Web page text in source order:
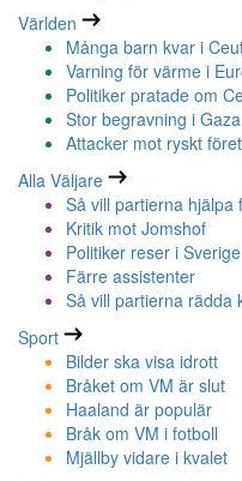
Världen
Många barn kvar i
Varning för värme i
Politiker pratade om
Stor begravning i Gaza
Attacker mot ryskt
Alla Väljare
Så vill partierna hjälpa
Kritik mot Jomshof
Politiker reser i Sverige
Färre assistenter
Så vill partierna rädda
Sport
Bilder ska visa idrott
Bråket om VM är slut
Haaland är populär
Bråk om VM i fotboll
Mjällby vidare i kvalet